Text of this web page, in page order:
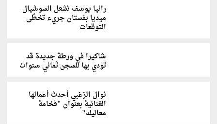
رانيا يوسف تشعل السوشيال
ميديا بفستان جريء تخطّى
التوقعات
شاكيرا في ورطة جديدة قد
تودي بها للسجن ثماني سنوات
نوال الزغبي أحدث أعمالها
الغنائية بعنوان "فخامة
معاليك"